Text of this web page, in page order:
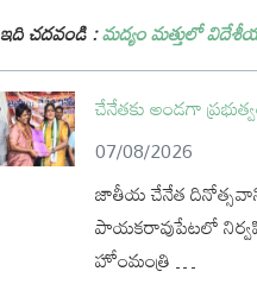
ఇది చదవండి :మద్యం మత్తులో
చేనేతకు అండగా
07/08/2026
జాతీయ చేనేత దినోత్సవాన్ని
పాయకరావుపేటలో
హోంమంత్రి …